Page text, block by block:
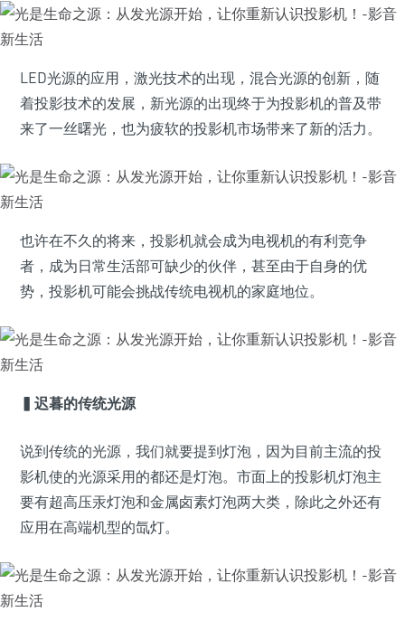
LED光源的应用，激光技术的出现，混合光源的创新，随
着投影技术的发展，新光源的出现终于为投影机的普及带
来了一丝曙光，也为疲软的投影机市场带来了新的活力。
也许在不久的将来，投影机就会成为电视机的有利竞争
者，成为日常生活部可缺少的伙伴，甚至由于自身的优
势，投影机可能会挑战传统电视机的家庭地位。
▍迟暮的传统光源
说到传统的光源，我们就要提到灯泡，因为目前主流的投
影机使的光源采用的都还是灯泡。市面上的投影机灯泡主
要有超高压汞灯泡和金属卤素灯泡两大类，除此之外还有
应用在高端机型的氙灯。